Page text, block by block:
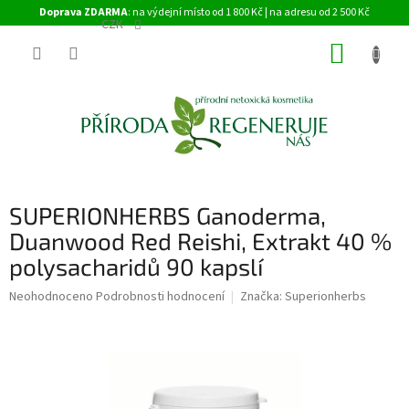
na
Doprava ZDARMA: na výdejní místo od 1 800 Kč | na adresu od 2 500 Kč
CZK
SUPERIONHERBS Ganoderma,
Duanwood Red Reishi, Extrakt 40 %
polysacharidů 90 kapslí
Průměrné
Neohodnoceno Podrobnosti hodnocení Značka: Superionherbs